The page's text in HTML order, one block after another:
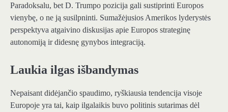
Paradoksalu, bet D. Trumpo pozicija gali sustiprinti Europos
vienybę, o ne ją susilpninti. Sumažėjusios Amerikos lyderystės
perspektyva atgaivino diskusijas apie Europos strateginę
autonomiją ir didesnę gynybos integraciją.
Laukia ilgas išbandymas
Nepaisant didėjančio spaudimo, ryškiausia tendencija visoje
Europoje yra tai, kaip ilgalaikis buvo politinis sutarimas dėl